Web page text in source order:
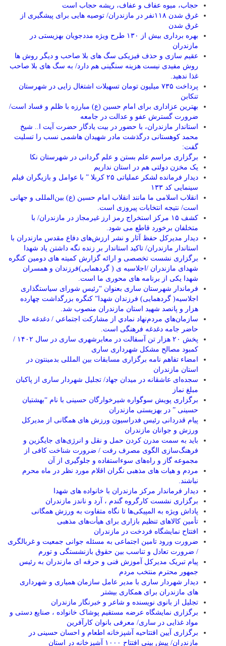
حجاب، میوه عفاف و عفاف، ریشه حجاب است
غرق شدن ۱۱۸نفر در مازندران/ توصيه هايی برای پيشگيری از
غرق شدن
بهره برداری بیش از ۱۳۰ طرح ویژه مددجویان بهزیستی در
مازندران
عقیم سازی و حذف فیزیکی سگ های بلا صاحب و دیگر روش ها
روش مفیدی نیست هزینه سنگینی هم دارد/ به سگ های بلا صاحب
غذا ندهید.
پرداخت ۷۳۵ میلیون تومان تسهیلات اشتغال زایی در شهرستان
تنکابن
بهترین عزاداری برای امام حسین (ع) مبارزه با ظلم و فساد است/
ضرورت گسترش عفو و عدالت در جامعه
استاندار مازندران، با حضور در بیت یادگار حضرت آیت ا.. شیخ
محمد کوهستانی درگذشت مادر شهیدان هاشمی نسب را تسلیت
گفت:
برگزاری مراسم علم بستن و علم گردانی در شهرستان نکا
یک مخزن دولتی هم در استان نداریم
دیدار فرمانده لشکر عملیاتی ۲۵ کربلا ” با عوامل و بازیگران فیلم
سینمایی کد ۱۳۳
انقلاب اسلامی ما مانند انقلاب امام حسین (ع) بین‌المللی و جهانی
است/ نتیجه انتخابات پیروزی است.
کشف ۱۵ مرکز استخراج رمز ارز غیرمجاز در مازندران/ با
متخلفان برخورد قاطع می شود.
دیدار مدیرکل حفظ آثار و نشر ارزش‌های دفاع مقدس مازندران با
استاندار مازندران/ تاکید استاندار بر زنده نگه داشتن یاد شهدا
برگزاری نشست تخصصی و ارائه گزارش کمیته های دومین کنگره
شهدای مازندران /اجلاسیه ی ( گردهمایی)فرزندان و همسران
شهدا یکی از برنامه های محوری ما است.
فرماندار شهرستان ساری بعنوان “رئیس شورای سیاستگذاری
اجلاسیه( گردهمایی) فرزندان شهدا” کنگره بزرگداشت چهارده
هزار و پانصد شهید استان مازندران منصوب شد.
سازمان‌هاي مردم‌نهاد نمادي از مشاركت اجتماعي / دغدغه حال
حاضر جامه دغدغه فرهنگی است.
پخش ۲۰ هزار تن آسفالت در معابرشهری ساری در سال ۱۴۰۲ /
کمبود مصالح مشکل شهرداری ساری
امضاء تفاهم نامه برگزاری مسابقات بین المللی بدمینتون در
استان مازندران
سجده‌ای عاشقانه در میدان جهاد/ تجلیل شهردار ساری از پاکبان
مبلغ نماز
برگزاری پویش سوگواره شیرخوارگان حسینی با نام “بهشتیان
حسینی ” در بهزیستی مازندران
پیام قدردانی رئیس فدراسیون ورزش های همگانی از مدیرکل
ورزش و جوانان مازندران
باید به سمت مدرن کردن حمل و نقل و انرژی‌های جایگزین و
فرهنگ‌سازی الگوی مصرف رفت / ضرورت شناخت کافی از
مجموعه گاز و راه‌های سوءاستفاده و جلوگیری از آن
مردم و هیات های مذهبی نگران اقلام مورد نظر در ماه محرم
نباشند.
دیدار فرماندار مرکز مازندران با خانواده های شهدا
برگزاری نشست کارگروه گندم ، آرد و ناندز مازندران
پاداش ویژه به المپیکی‌ها تا نگاه متفاوت به ورزش همگانی
تأمین کالاهای تنظیم بازاری برای هیأت‌های مذهبی
افتتاح نمایشگاه فردخت در مازندران
ضرورت ورود تامین اجتماعی به مسئله جوانی جمعیت و غربالگری
/ ضرورت تعادل و تناسب بین حقوق بازنشستگی و تورم
پیام تبریک مدیرکل آموزش فنی و حرفه ای مازندران به رئیس
جمهور محترم منتخب مردم
دیدار شهردار ساری با مدیر عامل سازمان همیاری و شهرداری
های مازندران برای همکاری بیشتر
تجلیل از بانوی نویسنده و شاعر و خبرنگار مازندران
برگزاری نمایشگاه عرضه مستقیم پوشاک خانواده ، صنایع دستی و
مواد غذایی در ساری/ معرفی بانوان کارآفرین
برگزاری آیین افتتاحیه آشپزخانه اطعام و احسان حسینی در
مازندران/ پیش بینی افتتاح ۱۰۰۰ آشپزخانه در استان